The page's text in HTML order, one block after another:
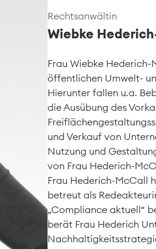
Rechtsanwältin
Wiebke
Frau Wiebke
öffentlichen Umwelt-
Hierunter fallen u.a.
die Ausübung des
und Verkauf von
Nutzung und
von Frau Hederich-
Frau Hederich-McCall
betreut als
„Compliance aktuell“
berät Frau Hederich